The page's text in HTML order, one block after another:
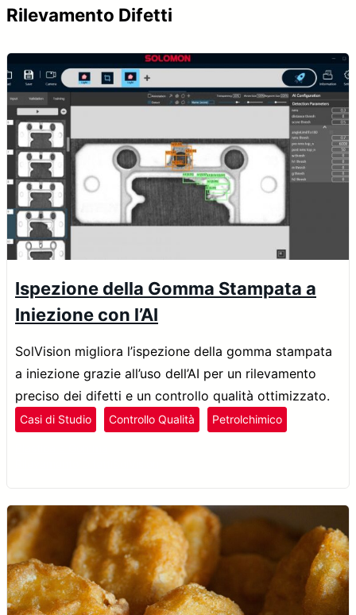
Rilevamento Difetti
Ispezione della Gomma Stampata a
Iniezione con l’AI
SolVision migliora l’ispezione della gomma stampata
a iniezione grazie all’uso dell’AI per un rilevamento
preciso dei difetti e un controllo qualità ottimizzato.
Casi di Studio Controllo Qualità Petrolchimico